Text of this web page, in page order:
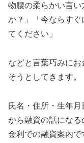
物腰の柔らかい言い
か？」「今ならす
てください」
などと言葉巧みに
そうとしてきます。
氏名・住所・生年
から融資の話にな
金利での融資案内で